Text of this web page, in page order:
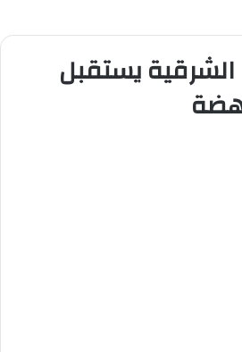
يستقبل